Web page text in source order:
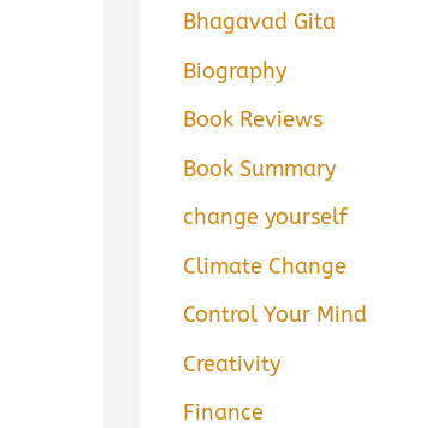
Bhagavad Gita
Biography
Book Reviews
Book Summary
change yourself
Climate Change
Control Your Mind
Creativity
Finance